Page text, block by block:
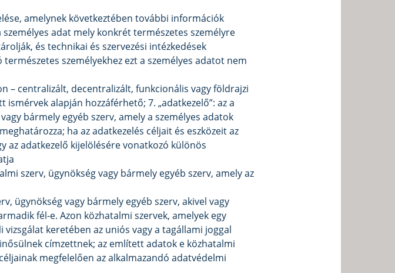
amelynek következtében további információk
adat mely konkrét természetes személyre
és technikai és szervezési intézkedések
személyekhez ezt a személyes adatot nem
– centralizált, decentralizált, funkcionális vagy földrajzi
alapján hozzáférhető; 7. „adatkezelő”: az a
bármely egyéb szerv, amely a személyes adatok
ha az adatkezelés céljait és eszközeit az
az adatkezelő kijelölésére vonatkozó különös
szerv, ügynökség vagy bármely egyéb szerv, amely az
ügynökség vagy bármely egyéb szerv, akivel vagy
fél-e. Azon közhatalmi szervek, amelyek egy
vizsgálat keretében az uniós vagy a tagállami joggal
címzettnek; az említett adatok e közhatalmi
megfelelően az alkalmazandó adatvédelmi